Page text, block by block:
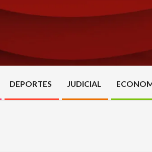
DEPORTES JUDICIAL